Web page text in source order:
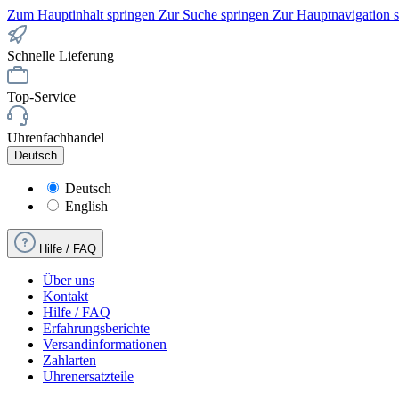
Zum Hauptinhalt springen Zur Suche springen Zur Hauptnavigation
Schnelle Lieferung
Top-Service
Uhrenfachhandel
Deutsch
Deutsch
English
Hilfe / FAQ
Über uns
Kontakt
Hilfe / FAQ
Erfahrungsberichte
Versandinformationen
Zahlarten
Uhrenersatzteile